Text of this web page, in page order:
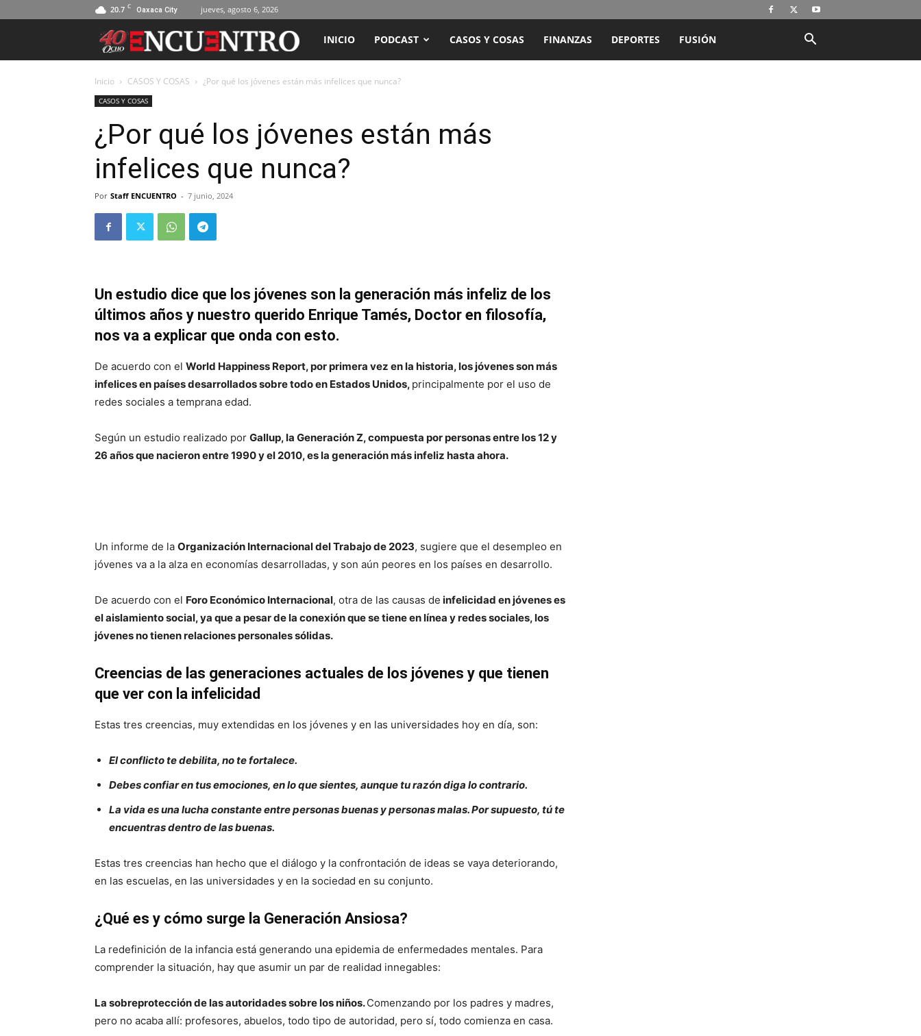
20.7 C Oaxaca City jueves, agosto 6, 2026
ENCUENTRO
RADIO
TELEVISIÓN
INICIO PODCAST CASOS Y COSAS FINANZAS DEPORTES FUSIÓN
Inicio CASOS Y COSAS ¿Por qué los jóvenes están más infelices que nunca?
CASOS Y COSAS
¿Por qué los jóvenes están más
infelices que nunca?
Por Staff ENCUENTRO - 7 junio, 2024
Un estudio dice que los jóvenes son la generación más infeliz de los
últimos años y nuestro querido Enrique Tamés, Doctor en filosofía,
nos va a explicar que onda con esto.
De acuerdo con el World Happiness Report, por primera vez en la historia, los jóvenes son más
infelices en países desarrollados sobre todo en Estados Unidos, principalmente por el uso de
redes sociales a temprana edad.
Según un estudio realizado por Gallup, la Generación Z, compuesta por personas entre los 12 y
26 años que nacieron entre 1990 y el 2010, es la generación más infeliz hasta ahora.
Un informe de la Organización Internacional del Trabajo de 2023, sugiere que el desempleo en
jóvenes va a la alza en economías desarrolladas, y son aún peores en los países en desarrollo.
De acuerdo con el Foro Económico Internacional, otra de las causas de infelicidad en jóvenes es
el aislamiento social, ya que a pesar de la conexión que se tiene en línea y redes sociales, los
jóvenes no tienen relaciones personales sólidas.
Creencias de las generaciones actuales de los jóvenes y que tienen
que ver con la infelicidad
Estas tres creencias, muy extendidas en los jóvenes y en las universidades hoy en día, son:
El conflicto te debilita, no te fortalece.
Debes confiar en tus emociones, en lo que sientes, aunque tu razón diga lo contrario.
La vida es una lucha constante entre personas buenas y personas malas. Por supuesto, tú te
encuentras dentro de las buenas.
Estas tres creencias han hecho que el diálogo y la confrontación de ideas se vaya deteriorando,
en las escuelas, en las universidades y en la sociedad en su conjunto.
¿Qué es y cómo surge la Generación Ansiosa?
La redefinición de la infancia está generando una epidemia de enfermedades mentales. Para
comprender la situación, hay que asumir un par de realidad innegables:
La sobreprotección de las autoridades sobre los niños.Comenzando por los padres y madres,
pero no acaba allí: profesores, abuelos, todo tipo de autoridad, pero sí, todo comienza en casa.